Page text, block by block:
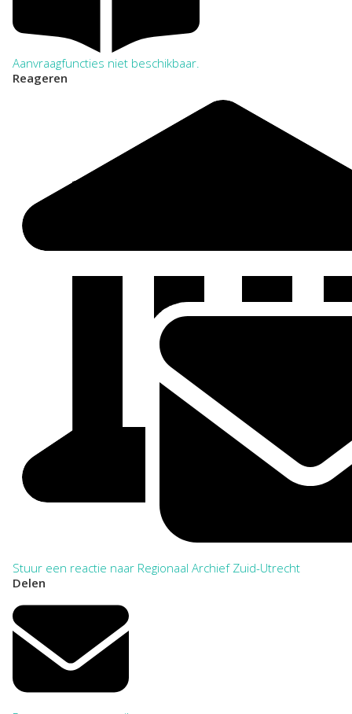
Aanvraagfuncties niet beschikbaar.
Reageren
Stuur een reactie naar Regionaal Archief Zuid-Utrecht
Delen